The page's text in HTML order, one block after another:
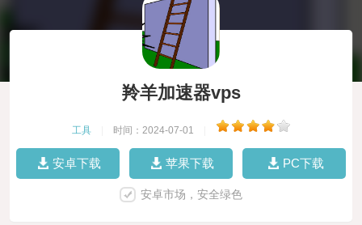
羚羊加速器vps
工具 时间：2024-07-01
安卓下载 苹果下载 PC下载
安卓市场，安全绿色